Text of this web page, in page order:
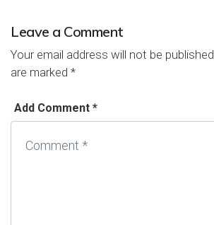
Leave a Comment
Your email address will not be published.
are marked *
Add Comment *